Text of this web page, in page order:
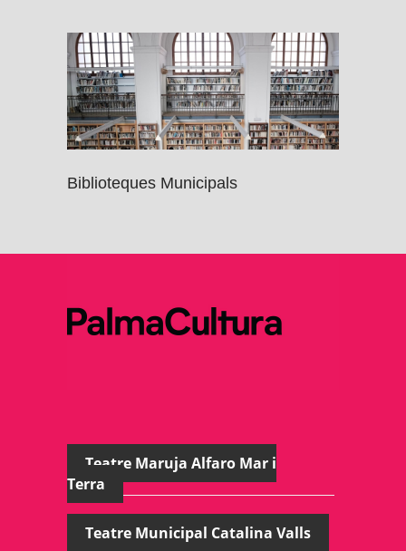
Biblioteques Municipals
Teatre Maruja Alfaro Mar i
Terra
Teatre Municipal Catalina Valls